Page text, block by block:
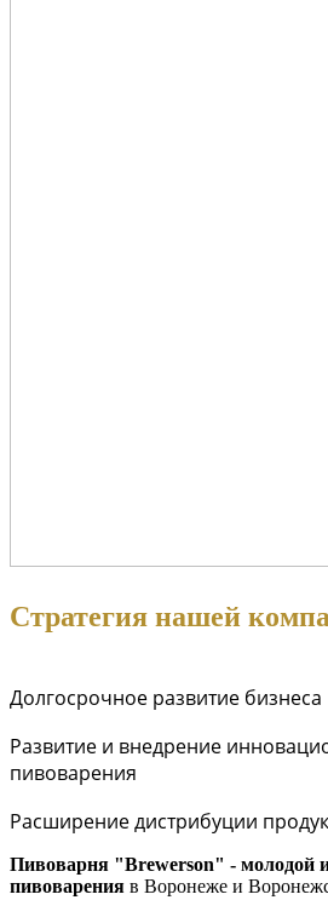
Стратегия нашей
Долгосрочное развитие бизнеса
Развитие и внедрение
пивоварения
Расширение дистрибуции
Пивоварня "Brewerson" - молодой
пивоварения в Воронеже и